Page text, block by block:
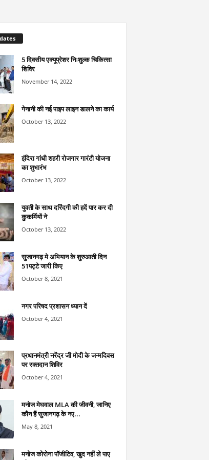
5 दिवसीय एक्यूप्रेशर निःशुल्क चिकित्सा
शिविर
November 14, 2022
गेनानी की नई पाइप लाइन डालने का कार्य
October 13, 2022
इंदिरा गांधी शहरी रोजगार गारंटी योजना
का शुभारंभ
October 13, 2022
युवती के साथ दरिंदगी की हदें पार कर दी
कुकर्मियों ने
October 13, 2022
सुजानगढ़ मे अभियान के शुरुआती दिन
51पट्टे जारी किए
October 8, 2021
नगर परिषद प्रशासन ध्यान दें
October 4, 2021
प्रधानमंत्री नरेंद्र जी मोदी के जन्मदिवस
पर रक्तदान शिविर
October 4, 2021
मनोज मेघवाल MLA की जीवनी, जानिए
कौन हैं सुजानगढ़ के नए...
May 8, 2021
मनोज कोरोना पॉजीटिव, खुद नहीं ले पाए